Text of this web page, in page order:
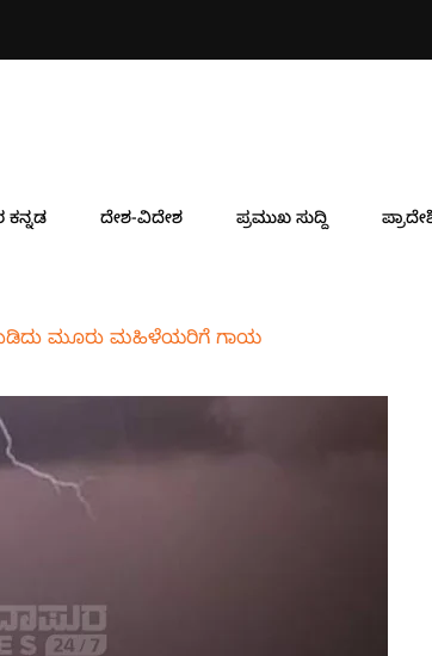
ಕನ್ನಡ ದೇಶ-ವಿದೇಶ ಪ್ರಮುಖ ಸುದ್ದಿ
ಮೂರು ಮಹಿಳೆಯರಿಗೆ ಗಾಯ